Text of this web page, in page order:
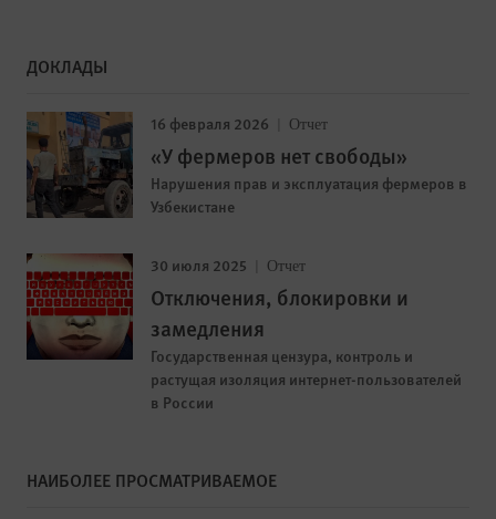
ДОКЛАДЫ
16 февраля 2026 Отчет
«У фермеров нет свободы»
Нарушения прав и эксплуатация фермеров в
Узбекистане
30 июля 2025 Отчет
Отключения, блокировки и
замедления
Государственная цензура, контроль и
растущая изоляция интернет-пользователей
в России
НАИБОЛЕЕ ПРОСМАТРИВАЕМОЕ